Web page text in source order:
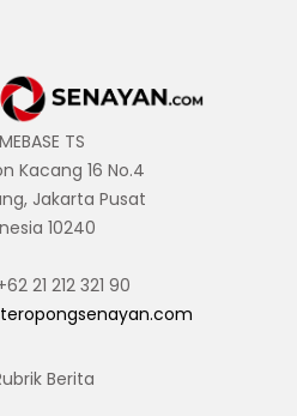
TS
Kacang 16 No.4
Jakarta Pusat
10240
21 212 321 90
Berita